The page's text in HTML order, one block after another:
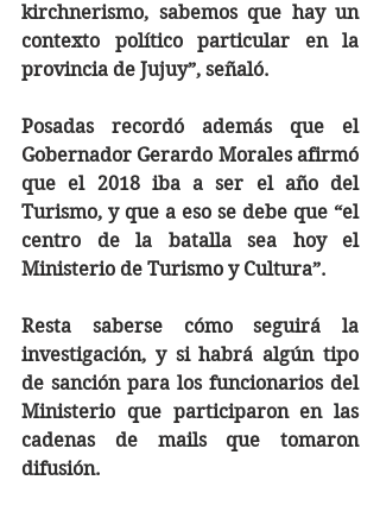
kirchnerismo, sabemos que hay un
contexto político particular en la
provincia de Jujuy”, señaló.
Posadas recordó además que el
Gobernador Gerardo Morales afirmó
que el 2018 iba a ser el año del
Turismo, y que a eso se debe que “el
centro de la batalla sea hoy el
Ministerio de Turismo y Cultura”.
Resta saberse cómo seguirá la
investigación, y si habrá algún tipo
de sanción para los funcionarios del
Ministerio que participaron en las
cadenas de mails que tomaron
difusión.